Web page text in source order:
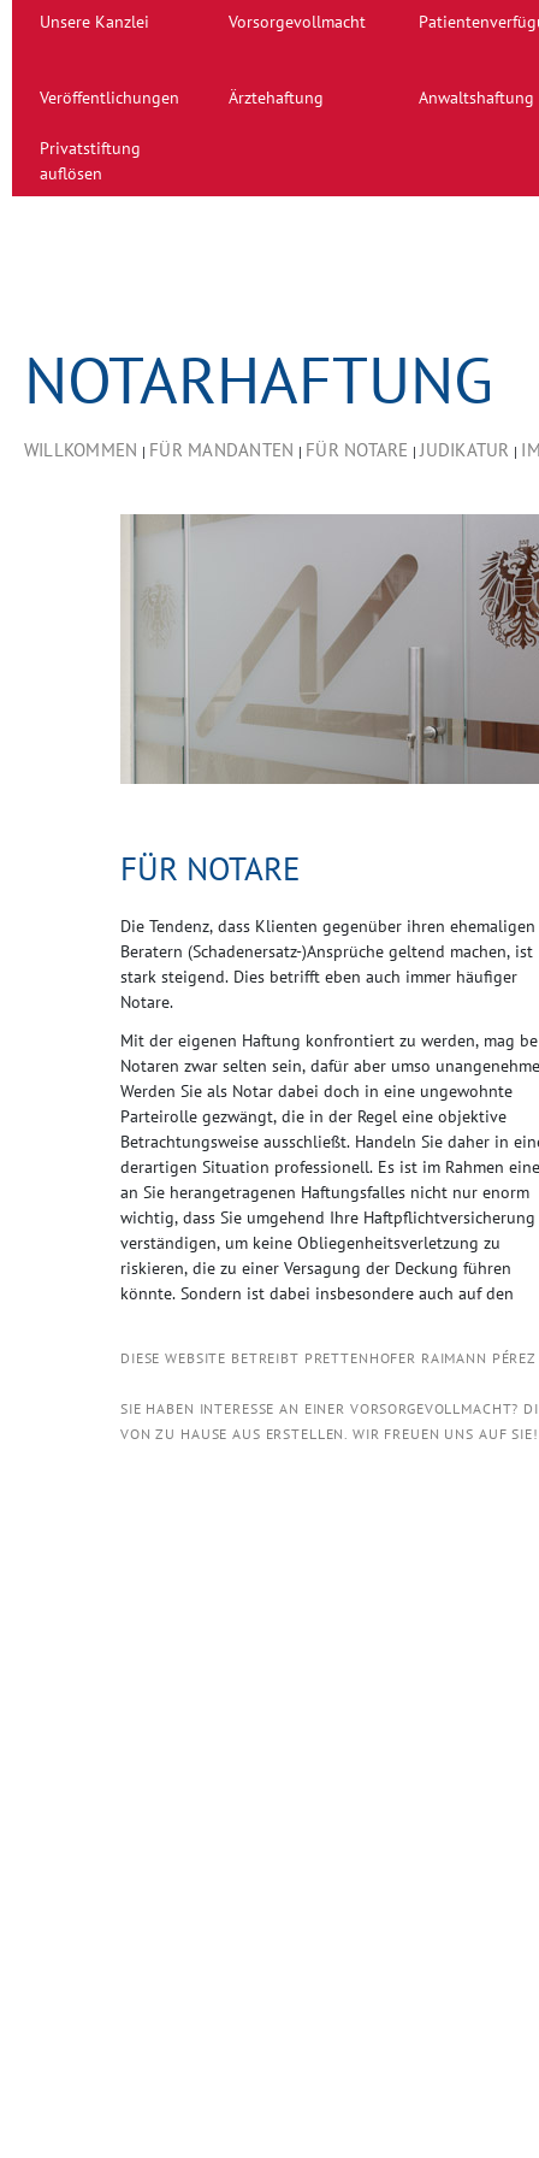
Unsere Kanzlei Vorsorgevollmacht
Veröffentlichungen Ärztehaftung Anwaltshaftung
Privatstiftung
auflösen
NOTARHAFTUNG
WILLKOMMEN | FÜR MANDANTEN | FÜR NOTARE |JUDIKATUR |
FÜR NOTARE
Die Tendenz, dass Klienten gegenüber ihren ehemaligen
Beratern (Schadenersatz-)Ansprüche geltend machen, ist
stark steigend. Dies betrifft eben auch immer häufiger
Notare.
Mit der eigenen Haftung konfrontiert zu werden, mag
Notaren zwar selten sein, dafür aber umso unangenehmer.
Werden Sie als Notar dabei doch in eine ungewohnte
Parteirolle gezwängt, die in der Regel eine objektive
Betrachtungsweise ausschließt. Handeln Sie daher in
derartigen Situation professionell. Es ist im Rahmen eines
an Sie herangetragenen Haftungsfalles nicht nur enorm
wichtig, dass Sie umgehend Ihre Haftpflichtversicherung
verständigen, um keine Obliegenheitsverletzung zu
riskieren, die zu einer Versagung der Deckung führen
könnte. Sondern ist dabei insbesondere auch auf den
DIESE WEBSITE BETREIBT PRETTENHOFER RAIMANN
SIE HABEN INTERESSE AN EINER VORSORGEVOLLMACHT?
VON ZU HAUSE AUS ERSTELLEN. WIR FREUEN UNS AUF SIE!